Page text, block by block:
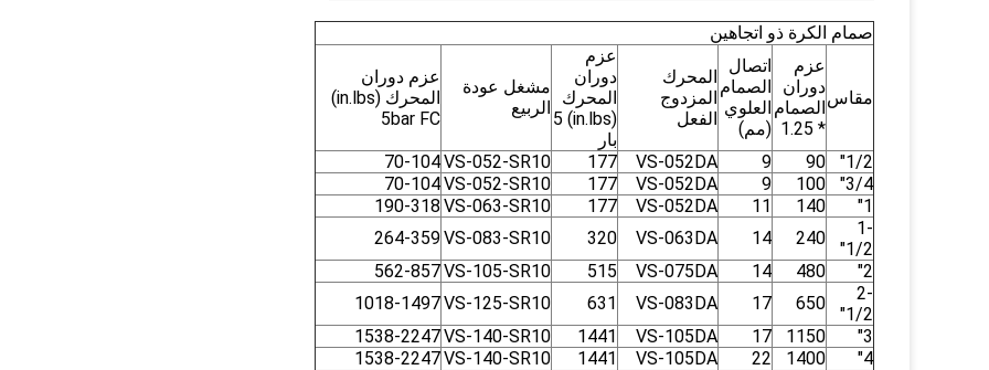
صمام الكرة ذو اتجاهين
مقاس
عزم
دوران
الصمام
* 1.25
اتصال
الصمام
العلوي
(مم)
المحرك
المزدوج
الفعل
عزم
دوران
المحرك
(in.lbs) 5
بار
مشغل عودة
الربيع
عزم دوران
المحرك (in.lbs)
5bar FC
1/2"
90
9
VS-052DA
177
VS-052-SR10
70-104
3/4"
100
9
VS-052DA
177
VS-052-SR10
70-104
1"
140
11
VS-052DA
177
VS-063-SR10
190-318
1-
1/2"
240
14
VS-063DA
320
VS-083-SR10
264-359
2"
480
14
VS-075DA
515
VS-105-SR10
562-857
2-
1/2"
650
17
VS-083DA
631
VS-125-SR10
1018-1497
3"
1150
17
VS-105DA
1441
VS-140-SR10
1538-2247
4"
1400
22
VS-105DA
1441
VS-140-SR10
1538-2247